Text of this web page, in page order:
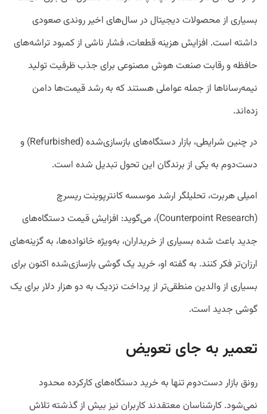
بسیاری از محصولات دیجیتال در سال‌های اخیر روندی صعودی
داشته است. افزایش هزینه قطعات، فشار ناشی از کمبود تراشه‌های
حافظه و رقابت صنعت هوش مصنوعی برای جذب ظرفیت تولید
نیمه‌رساناها از جمله عواملی هستند که به رشد قیمت‌ها دامن
زده‌اند.
در چنین شرایطی، بازار دستگاه‌های بازسازی‌شده (Refurbished) و
دست‌دوم به یکی از برندگان این تحول تبدیل شده است.
امیلی هربرت، تحلیلگر ارشد موسسه کانترپوینت ریسرچ
(Counterpoint Research)، می‌گوید: افزایش قیمت دستگاه‌های
جدید باعث شده بسیاری از خریداران، به‌ویژه خانواده‌ها، به گزینه‌های
ارزان‌تر فکر کنند. به گفته او، خرید یک گوشی بازسازی‌شده اکنون برای
بسیاری از والدین منطقی‌تر از پرداخت نزدیک به دو هزار دلار برای یک
گوشی جدید است.
تعمیر به جای تعویض
رونق بازار دست‌دوم تنها به خرید دستگاه‌های کارکرده محدود
نمی‌شود. کارشناسان معتقدند کاربران نیز بیش از گذشته تلاش